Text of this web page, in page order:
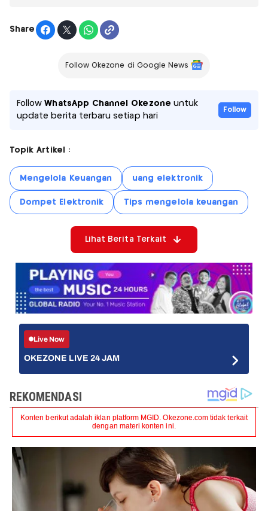
Share
Follow Okezone di Google News
FollowWhatsApp Channel Okezone untuk
update berita terbaru setiap hari
Follow
Topik Artikel :
Mengelola Keuangan uang elektronik
Dompet Elektronik Tips mengelola keuangan
Lihat Berita Terkait
Live Now
OKEZONE LIVE 24 JAM